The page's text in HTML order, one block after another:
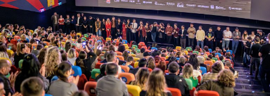
încât nu a mai putut fi pliat. Proprietarul l-a aruncat la
fier vechi a doua zi. Asta ca să fie clar de la început: nu
vorbim despre preferințe estetice, ci despre
funcționalitate reală.
Aluminiul, pe scurt: ușor,